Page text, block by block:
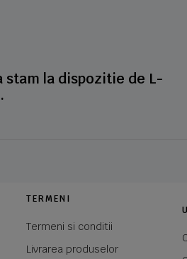
la dispozitie de L-
TERMENI
Termeni si conditii
Livrarea produselor